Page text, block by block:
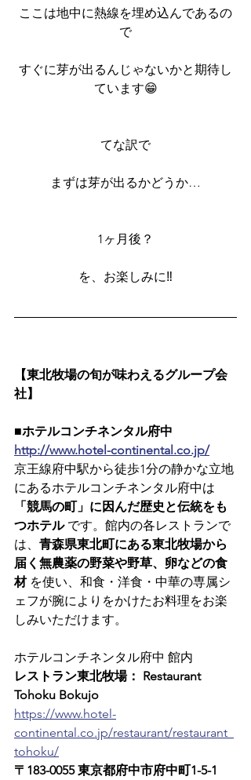
ここは地中に熱線を埋め込んであるの
で
すぐに芽が出るんじゃないかと期待し
ています😁
てな訳で
まずは芽が出るかどうか…
1ヶ月後？
を、お楽しみに‼️
【東北牧場の旬が味わえるグループ会
社】
■ホテルコンチネンタル府中
http://www.hotel-continental.co.jp/
京王線府中駅から徒歩1分の静かな立地
にあるホテルコンチネンタル府中は
「競馬の町」に因んだ歴史と伝統をも
つホテル です。館内の各レストランで
は、 青森県東北町にある東北牧場から
届く無農薬の野菜や野草、卵などの食
材 を使い、和食・洋食・中華の専属シ
ェフが腕によりをかけたお料理をお楽
しみいただけます。
ホテルコンチネンタル府中 館内
レストラン東北牧場： Restaurant
Tohoku Bokujo
https://www.hotel-
continental.co.jp/restaurant/restaurant_
tohoku/
〒183-0055 東京都府中市府中町1-5-1